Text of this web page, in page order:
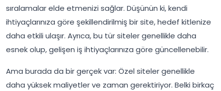
sıralamalar elde etmenizi sağlar. Düşünün ki, kendi
ihtiyaçlarınıza göre şekillendirilmiş bir site, hedef kitlenize
daha etkili ulaşır. Ayrıca, bu tür siteler genellikle daha
esnek olup, gelişen iş ihtiyaçlarınıza göre güncellenebilir.
Ama burada da bir gerçek var: Özel siteler genellikle
daha yüksek maliyetler ve zaman gerektiriyor. Belki birkaç